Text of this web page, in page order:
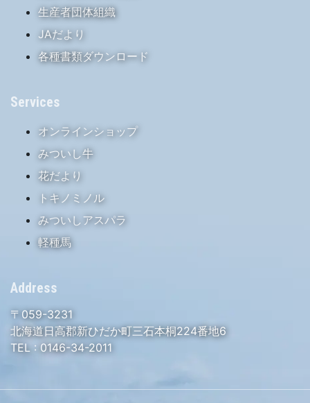
生産者団体組織
JAだより
各種書類ダウンロード
Services
オンラインショップ
みついし牛
花だより
トキノミノル
みついしアスパラ
軽種馬
Address
〒059-3231
北海道日高郡新ひだか町三石本桐224番地6
TEL : 0146-34-2011